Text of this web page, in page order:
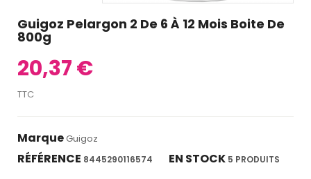
Guigoz Pelargon 2 De 6 À 12 Mois Boite De
800g
20,37 €
TTC
MarqueGuigoz
RÉFÉRENCE 8445290116574 EN STOCK 5 PRODUITS